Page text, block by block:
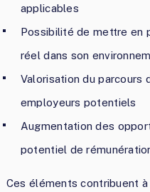
applicables
Possibilité de mettre en
réel dans son
Valorisation du parcours
employeurs potentiels
Augmentation des
potentiel de
Ces éléments contribuent